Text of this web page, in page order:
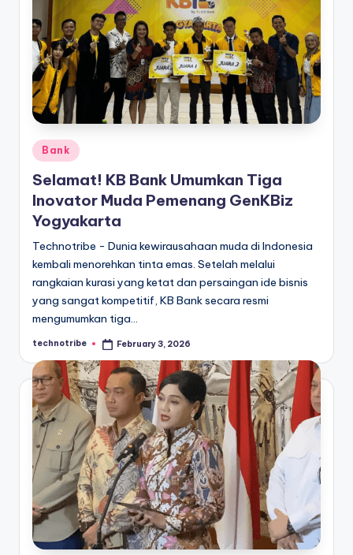
Posted
in
Bank
Selamat! KB Bank Umumkan Tiga
Inovator Muda Pemenang GenKBiz
Yogyakarta
Technotribe - Dunia kewirausahaan muda di Indonesia
kembali menorehkan tinta emas. Setelah melalui
rangkaian kurasi yang ketat dan persaingan ide bisnis
yang sangat kompetitif, KB Bank secara resmi
mengumumkan tiga…
Posted
technotribe February 3, 2026